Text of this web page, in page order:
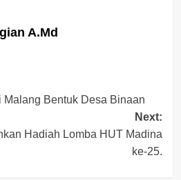
A.Md
Bentuk Desa Binaan
Next:
Hadiah Lomba HUT Madina
ke-25.